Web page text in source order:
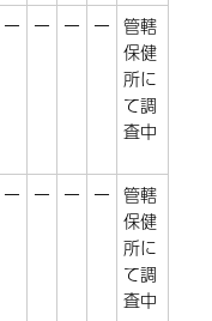
ー ー ー ー 管轄
保健
所に
て調
査中
ー ー ー ー 管轄
保健
所に
て調
査中